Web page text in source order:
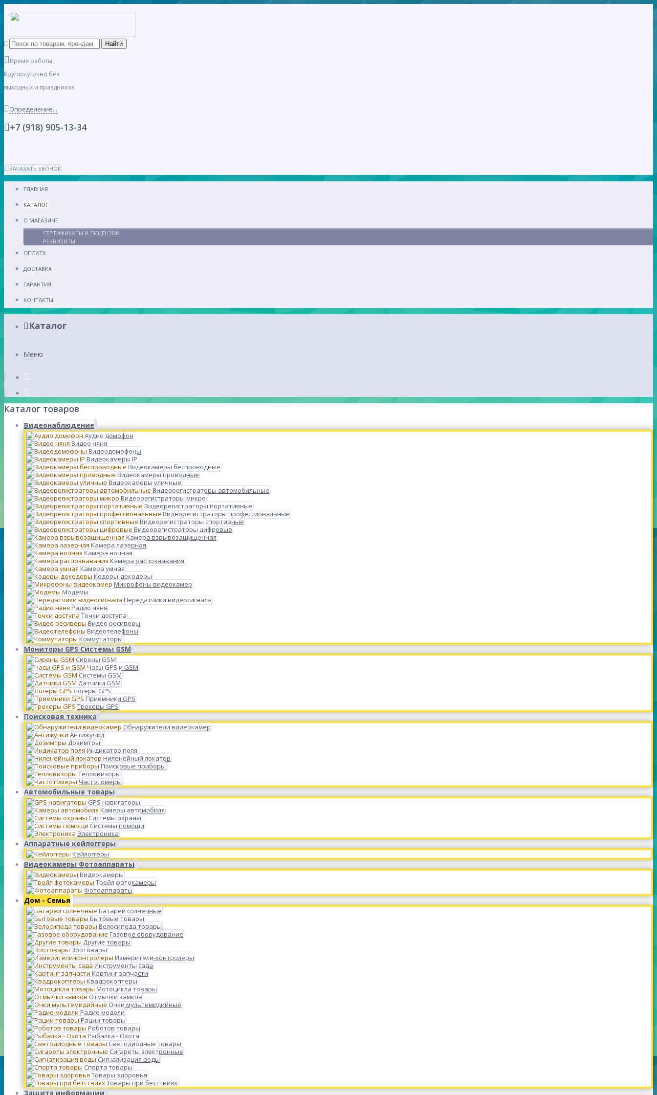
Время работы:
Круглосуточно без
выходных и праздников
Определение...
+7 (918) 905-13-34
ЗАКАЗАТЬ ЗВОНОК
ГЛАВНАЯ
КАТАЛОГ
О МАГАЗИНЕ
СЕРТИФИКАТЫ И ЛИЦЕНЗИИ
РЕКВИЗИТЫ
ОПЛАТА
ДОСТАВКА
ГАРАНТИЯ
КОНТАКТЫ
Каталог
Меню
Каталог товаров
Видеонаблюдение
Аудио домофон
Видео няня
Видеодомофоны
Видеокамеры IP
Видеокамеры беспроводные
Видеокамеры проводные
Видеокамеры уличные
Видеорегистраторы автомобильные
Видеорегистраторы микро
Видеорегистраторы портативные
Видеорегистраторы профессиональные
Видеорегистраторы спортивные
Видеорегистраторы цифровые
Камера взрывозащищенная
Камера лазерная
Камера ночная
Камера распознавания
Камера умная
Кодеры-декодеры
Микрофоны видеокамер
Модемы
Передатчики видеосигнала
Радио няня
Точки доступа
Видео ресиверы
Видеотелефоны
Коммутаторы
Мониторы GPS Системы GSM
Сирены GSM
Часы GPS и GSM
Системы GSM
Датчики GSM
Логеры GPS
Приёмники GPS
Трекеры GPS
Поисковая техника
Обнаружители видеокамер
Антижучки
Дозимтры
Индикатор поля
Ниленейный локатор
Поисковые приборы
Тепловизоры
Частотомеры
Автомобильные товары
GPS навигаторы
Камеры автомобиля
Системы охраны
Системы помощи
Электроника
Аппаратные кейлоггеры
Кейлоггеры
Видеокамеры Фотоаппараты
Видеокамеры
Трейл фотокамеры
Фотоаппараты
Дом - Семья
Батареи солнечные
Бытовые товары
Велосипеда товары
Газовое оборудование
Другие товары
Зоотовары
Измерители-контролеры
Инструменты сада
Картинг запчасти
Квадрокоптеры
Мотоцикла товары
Отмычки замков
Очки мультемидийные
Радио модели
Рации товары
Роботов товары
Рыбалка - Охота
Светодиодные товары
Сигареты электронные
Сигнализация воды
Спорта товары
Товары здоровья
Товары при бетствиях
Защита информации